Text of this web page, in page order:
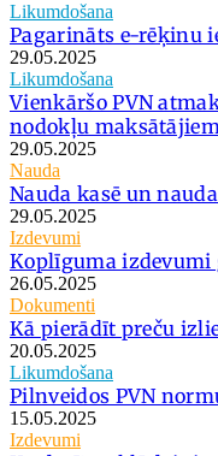
Likumdošana
Pagarināts e-rēķinu
29.05.2025
Likumdošana
Vienkāršo PVN
nodokļu
29.05.2025
Nauda
Nauda kasē un
29.05.2025
Izdevumi
Koplīguma izdevumi
26.05.2025
Dokumenti
Kā pierādīt preču
20.05.2025
Likumdošana
Pilnveidos PVN
15.05.2025
Izdevumi